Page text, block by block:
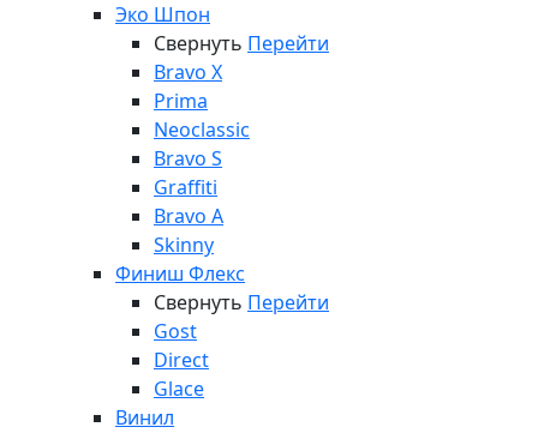
Эко Шпон
Свернуть Перейти
Bravo X
Prima
Neoclassic
Bravo S
Graffiti
Bravo A
Skinny
Финиш Флекс
Свернуть Перейти
Gost
Direct
Glace
Винил